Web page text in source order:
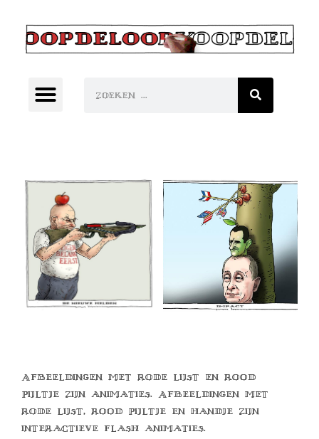
Afbeeldingen met rode lijst en rood
pijltje zijn animaties. Afbeeldingen met
rode lijst, rood pijltje en handje zijn
interactieve flash animaties.